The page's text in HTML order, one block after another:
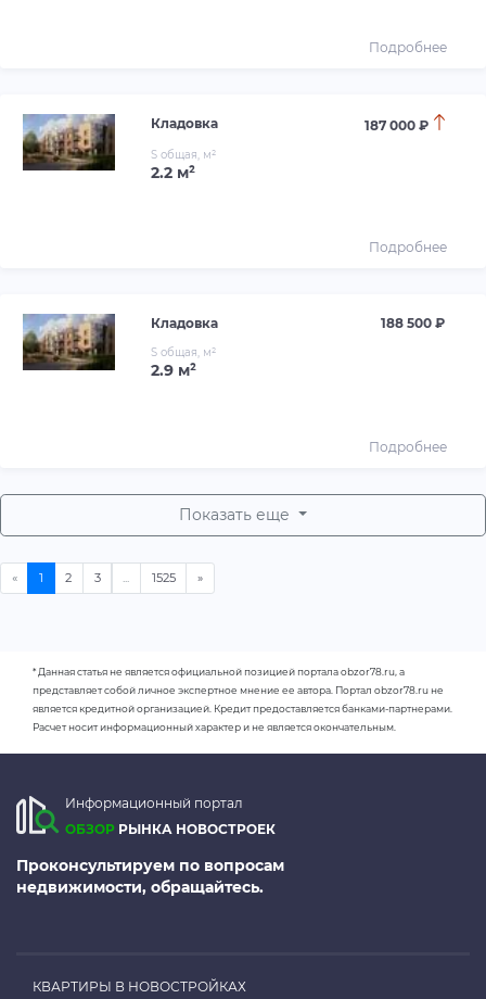
Подробнее
Кладовка 187 000 ₽
S общая, м²
2.2 м²
Подробнее
Кладовка 188 500 ₽
S общая, м²
2.9 м²
Подробнее
Показать еще
* Данная статья не является официальной позицией портала obzor78.ru, а
представляет собой личное экспертное мнение ее автора. Портал obzor78.ru не
является кредитной организацией. Кредит предоставляется банками-партнерами.
Расчет носит информационный характер и не является окончательным.
Информационный портал
ОБЗОР РЫНКА НОВОСТРОЕК
Проконсультируем по вопросам
недвижимости, обращайтесь.
КВАРТИРЫ В НОВОСТРОЙКАХ